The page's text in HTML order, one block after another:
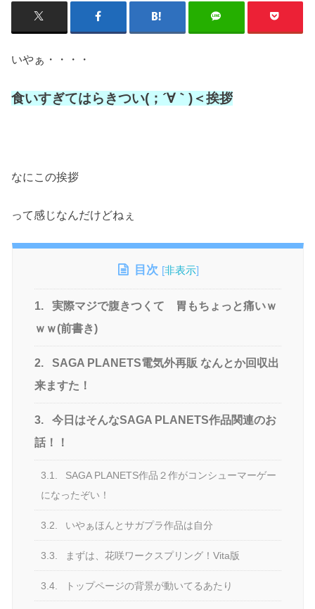
いやぁ・・・・
食いすぎてはらきつい(；´∀｀)＜挨拶
なにこの挨拶
って感じなんだけどねぇ
目次 [非表示]
1.
実際マジで腹きつくて 胃もちょっと痛いｗ
ｗｗ(前書き)
2.
SAGA PLANETS電気外再販 なんとか回収出
来ますた！
3.
今日はそんなSAGA PLANETS作品関連のお
話！！
3.1.
SAGA PLANETS作品２作がコンシューマーゲー
になったぞい！
3.2. いやぁほんとサガプラ作品は自分
3.3. まずは、花咲ワークスプリング！Vita版
3.4. トップページの背景が動いてるあたり